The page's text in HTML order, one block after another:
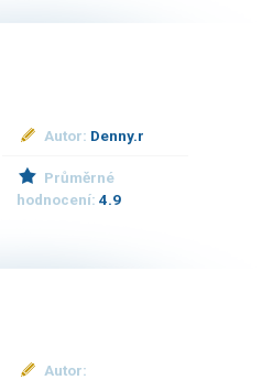
Autor: Denny.r
Průměrné
hodnocení:4.9
Autor: